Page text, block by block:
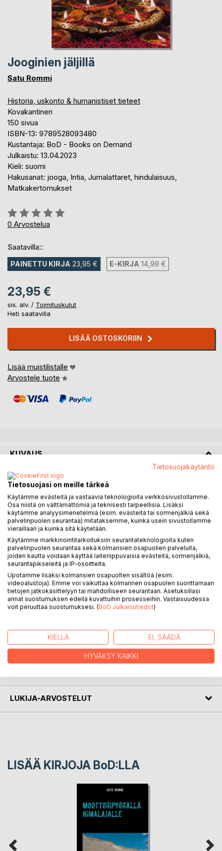
Jooginien jäljillä
Satu Rommi
Historia, uskonto & humanistiset tieteet
Kovakantinen
150 sivua
ISBN-13: 9789528093480
Kustantaja: BoD - Books on Demand
Julkaistu: 13.04.2023
Kieli: suomi
Hakusanat: jooga, Intia, Jumalattaret, hindulaisuus,
Matkakertomukset
Arvostelu::
0%
0 Arvostelua
Saatavilla::
PAINETTU KIRJA 23,95 € E-KIRJA 14,99 €
23,95 €
sis. alv. / Toimituskulut
Heti saatavilla
LISÄÄ OSTOSKORIIN
Lisää muistilistalle
Arvostele tuote
KUVAUS
Jooginien jäljillä sai alkunsa kyllästymisestä pyhiin miehiin.
Kun joogaguru toisensa jälkeen päätyi erilaisten skandaalien
keskelle, kirjailija alkoi miettiä joogan historiaa uudelleen.
Millainen joogan tarina olisi, jos sen pääosissa eivät olisi
joogit, gurumiehet ja miespyhimykset vaan jooginit,
naisgurut ja pyhät naiset?
Jooginien jäljillä on kirja jumalattarista, joogineista,
naisguruista ja naisista joogan historiassa. Se on kirja niille
joogaa harjoittaville naisille, jotka ovat kyllästyneet sellaisiin
joogakirjoihin, joista naiset on unohdettu. Se kertoo myös
matkoista Intian jumalatartemppeleihin ja voimapaikoille.
Kirjassa jäljitetään keskiaikaista jooginikulttia, vieraillaan
Kali-temppeleissä Kalkutassa ja kartoitetaan Intian
KIRJAILIJA
LUKIJA-ARVOSTELUT
LISÄÄ KIRJOJA BoD:LLA
Tietosuojakäytäntö
Tietosuojasi on meille tärkeä
Käytämme evästeitä ja vastaavia teknologioita verkkosivustollamme.
Osa niistä on välttämättömiä ja teknisesti tarpeellisia. Lisäksi
käytämme analyysimenetelmiä (esim. evästeitä tai sormenjälkiä sekä
palvelinpuolen seurantaa) mitataksemme, kuinka usein sivustollamme
vieraillaan ja kuinka sitä käytetään.
Käytämme markkinointitarkoituksiin seurantateknologioita kuten
palvelinpuolen seurantaa sekä kolmansien osapuolien palveluita,
joiden kautta voidaan käyttää laiteriippuvaisia evästeitä, sormenjälkiä,
seurantapikseleitä ja IP-osoitteita.
Upotamme lisäksi kolmansien osapuolten sisältöä (esim.
videoalustoja). Emme voi vaikuttaa kolmannen osapuolen suorittamaan
tietojen jatkokäsittelyyn tai mahdolliseen seurantaan. Asetuksillasi
annat suostumuksen edellä kuvattuihin prosesseihin. Vastaisuudessa
voit peruuttaa suostumuksesi. (BoD Julkaisutiedot)
KIELLÄ EI, SÄÄDÄ
HYVÄKSY KAIKKI